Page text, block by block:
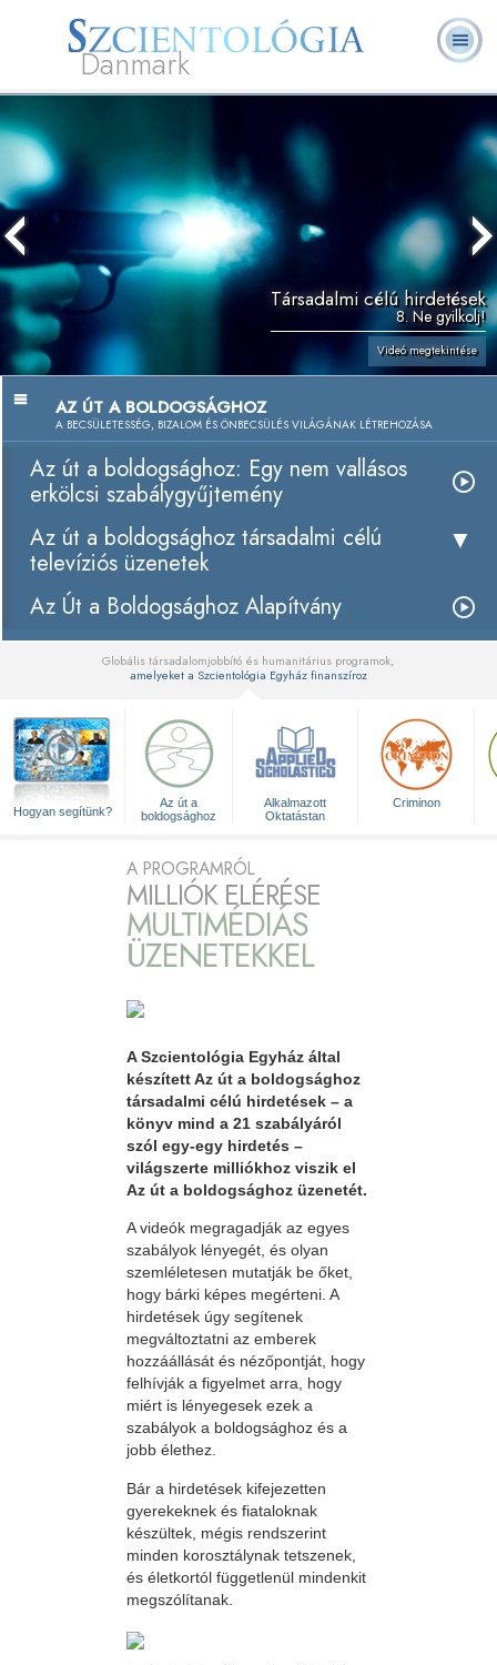
Danmark
Társadalmi célú hirdetések
8. Ne gyilkolj!
Videó megtekintése
AZ ÚT A BOLDOGSÁGHOZ
A BECSÜLETESSÉG, BIZALOM ÉS ÖNBECSÜLÉS VILÁGÁNAK LÉTREHOZÁSA
Az út a boldogsághoz: Egy nem vallásos
erkölcsi szabálygyűjtemény
Az út a boldogsághoz társadalmi célú
televíziós üzenetek
Az Út a Boldogsághoz Alapítvány
Globális társadalomjobbító és humanitárius programok,
amelyeket a Szcientológia Egyház finanszíroz
Hogyan segítünk?
Az út a
boldogsághoz
Alkalmazott
Oktatástan
Criminon
A PROGRAMRÓL
MILLIÓK ELÉRÉSE
MULTIMÉDIÁS
ÜZENETEKKEL
A Szcientológia Egyház által
készített Az út a boldogsághoz
társadalmi célú hirdetések – a
könyv mind a 21 szabályáról
szól egy-egy hirdetés –
világszerte milliókhoz viszik el
Az út a boldogsághoz üzenetét.
A videók megragadják az egyes
szabályok lényegét, és olyan
szemléletesen mutatják be őket,
hogy bárki képes megérteni. A
hirdetések úgy segítenek
megváltoztatni az emberek
hozzáállását és nézőpontját, hogy
felhívják a figyelmet arra, hogy
miért is lényegesek ezek a
szabályok a boldogsághoz és a
jobb élethez.
Bár a hirdetések kifejezetten
gyerekeknek és fiataloknak
készültek, mégis rendszerint
minden korosztálynak tetszenek,
és életkortól függetlenül mindenkit
megszólítanak.